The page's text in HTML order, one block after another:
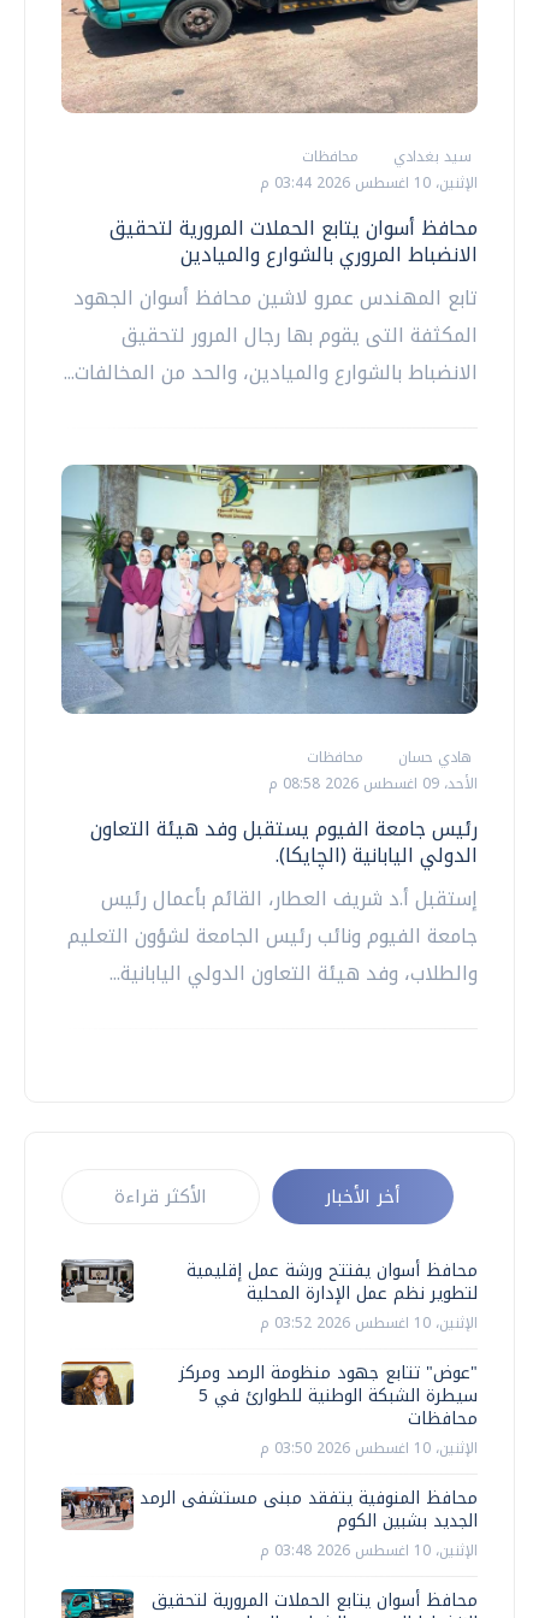
سيد بغدادي
محافظات
الإثنين، 10 اغسطس 2026 03:44 م
محافظ أسوان يتابع الحملات المرورية لتحقيق
الانضباط المروري بالشوارع والميادين
تابع المهندس عمرو لاشين محافظ أسوان الجهود
المكثفة التى يقوم بها رجال المرور لتحقيق
الانضباط بالشوارع والميادين، والحد من المخالفات...
هادي حسان
محافظات
الأحد، 09 اغسطس 2026 08:58 م
رئيس جامعة الفيوم يستقبل وفد هيئة التعاون
الدولي اليابانية (الچايكا).
إستقبل أ.د شريف العطار، القائم بأعمال رئيس
جامعة الفيوم ونائب رئيس الجامعة لشؤون التعليم
والطلاب، وفد هيئة التعاون الدولي اليابانية...
أخر الأخبار الأكثر قراءة
محافظ أسوان يفتتح ورشة عمل إقليمية
لتطوير نظم عمل الإدارة المحلية
الإثنين، 10 اغسطس 2026 03:52 م
"عوض" تتابع جهود منظومة الرصد ومركز
سيطرة الشبكة الوطنية للطوارئ في 5
محافظات
الإثنين، 10 اغسطس 2026 03:50 م
محافظ المنوفية يتفقد مبنى مستشفى الرمد
الجديد بشبين الكوم
الإثنين، 10 اغسطس 2026 03:48 م
محافظ أسوان يتابع الحملات المرورية لتحقيق